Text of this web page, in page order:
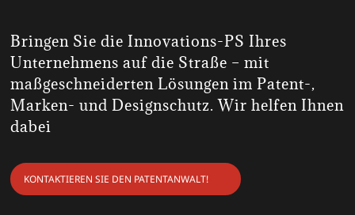
Bringen Sie die Innovations-PS Ihres
Unternehmens auf die Straße – mit
maßgeschneiderten Lösungen im Patent-,
Marken- und Designschutz. Wir helfen Ihnen
dabei
KONTAKTIEREN SIE DEN PATENTANWALT!